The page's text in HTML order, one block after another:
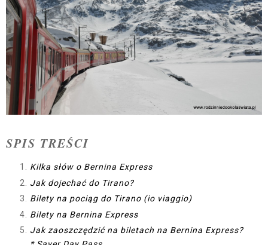
SPIS TREŚCI
Kilka słów o Bernina Express
Jak dojechać do Tirano?
Bilety na pociąg do Tirano (io viaggio)
Bilety na Bernina Express
Jak zaoszczędzić na biletach na Bernina Express?